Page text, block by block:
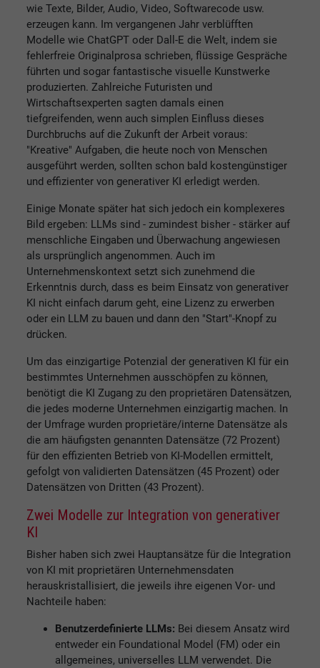
wie Texte, Bilder, Audio, Video, Softwarecode usw.
erzeugen kann. Im vergangenen Jahr verblüfften
Modelle wie ChatGPT oder Dall-E die Welt, indem sie
fehlerfreie Originalprosa schrieben, flüssige Gespräche
führten und sogar fantastische visuelle Kunstwerke
produzierten. Zahlreiche Futuristen und
Wirtschaftsexperten sagten damals einen
tiefgreifenden, wenn auch simplen Einfluss dieses
Durchbruchs auf die Zukunft der Arbeit voraus:
"Kreative" Aufgaben, die heute noch von Menschen
ausgeführt werden, sollten schon bald kostengünstiger
und effizienter von generativer KI erledigt werden.
Einige Monate später hat sich jedoch ein komplexeres
Bild ergeben: LLMs sind - zumindest bisher - stärker auf
menschliche Eingaben und Überwachung angewiesen
als ursprünglich angenommen. Auch im
Unternehmenskontext setzt sich zunehmend die
Erkenntnis durch, dass es beim Einsatz von generativer
KI nicht einfach darum geht, eine Lizenz zu erwerben
oder ein LLM zu bauen und dann den "Start"-Knopf zu
drücken.
Um das einzigartige Potenzial der generativen KI für ein
bestimmtes Unternehmen ausschöpfen zu können,
benötigt die KI Zugang zu den proprietären Datensätzen,
die jedes moderne Unternehmen einzigartig machen. In
der Umfrage wurden proprietäre/interne Datensätze als
die am häufigsten genannten Datensätze (72 Prozent)
für den effizienten Betrieb von KI-Modellen ermittelt,
gefolgt von validierten Datensätzen (45 Prozent) oder
Datensätzen von Dritten (43 Prozent).
Zwei Modelle zur Integration von generativer
KI
Bisher haben sich zwei Hauptansätze für die Integration
von KI mit proprietären Unternehmensdaten
herauskristallisiert, die jeweils ihre eigenen Vor- und
Nachteile haben:
Benutzerdefinierte LLMs: Bei diesem Ansatz wird
entweder ein Foundational Model (FM) oder ein
allgemeines, universelles LLM verwendet. Die